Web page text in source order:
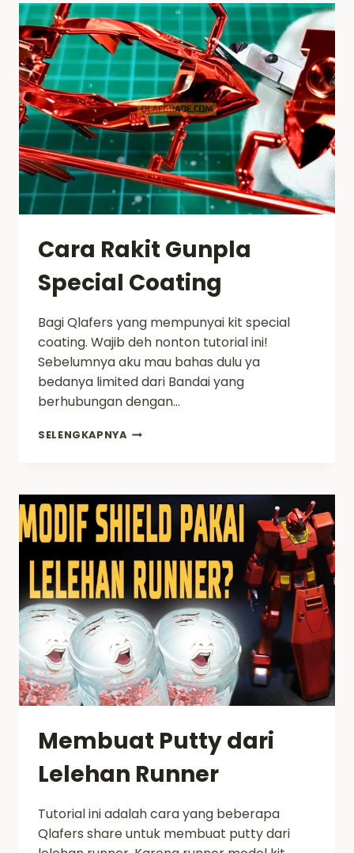
PART
1
Cara Rakit Gunpla
Special Coating
Bagi Qlafers yang mempunyai kit special
coating. Wajib deh nonton tutorial ini!
Sebelumnya aku mau bahas dulu ya
bedanya limited dari Bandai yang
berhubungan dengan…
SELENGKAPNYA CARA
COATING
Membuat Putty dari
Lelehan Runner
Tutorial ini adalah cara yang beberapa
Qlafers share untuk membuat putty dari